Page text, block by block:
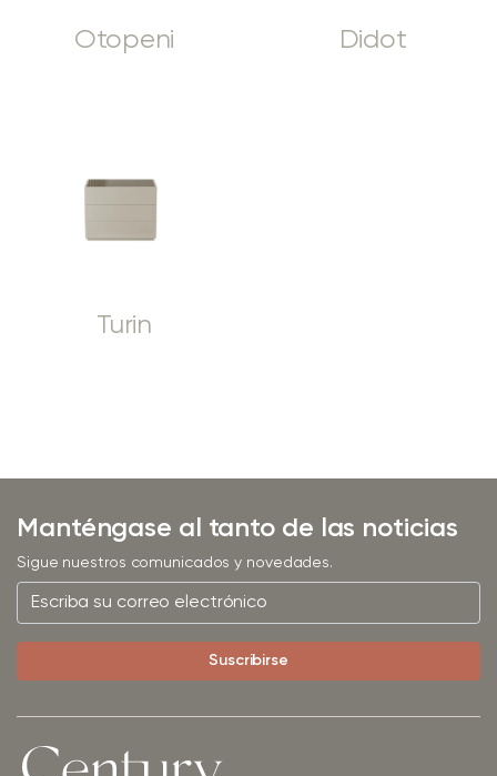
Otopeni Didot
Turin
Manténgase al tanto de las noticias
Sigue nuestros comunicados y novedades.